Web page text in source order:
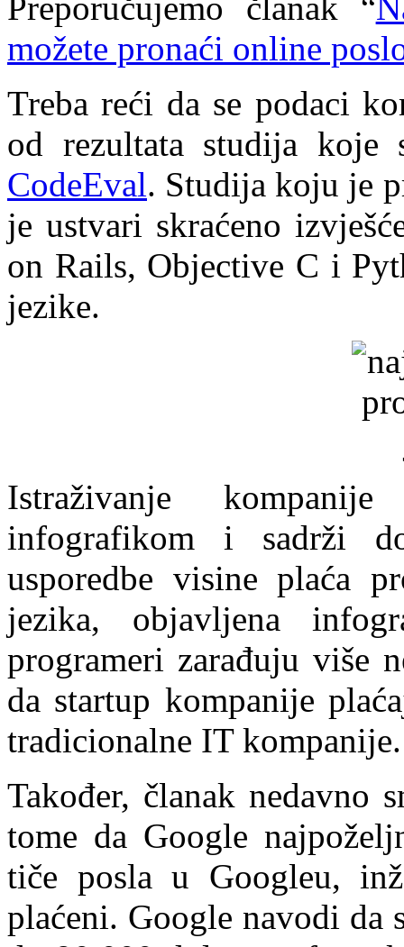
možete pronaći online
Treba reći da se podaci
od rezultata studija koje
CodeEval. Studija koju je
je ustvari skraćeno
on Rails, Objective C i
jezike.
Istraživanje
infografikom i sadrži
usporedbe visine plaća
jezika, objavljena
programeri zarađuju više
da startup kompanije
tradicionalne IT kompanije.
Također, članak nedavno
tome da Google
tiče posla u Googleu,
plaćeni. Google navodi da